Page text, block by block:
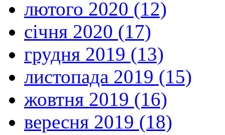
лютого 2020 (12)
січня 2020 (17)
грудня 2019 (13)
листопада 2019 (15)
жовтня 2019 (16)
вересня 2019 (18)